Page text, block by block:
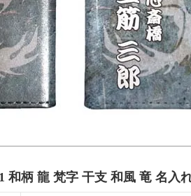
和柄 龍 梵字 干支 和風 竜 名入